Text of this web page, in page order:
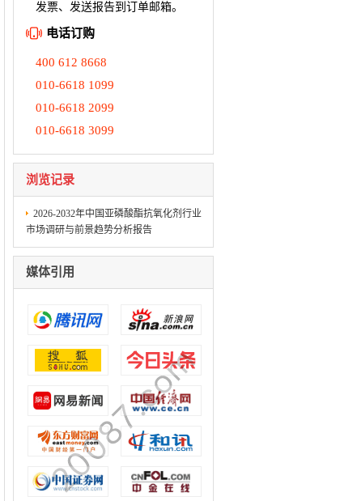
发票、发送报告到订单邮箱。
电话订购
400 612 8668
010-6618 1099
010-6618 2099
010-6618 3099
浏览记录
2026-2032年中国亚磷酸酯抗氧化剂行业
市场调研与前景趋势分析报告
媒体引用